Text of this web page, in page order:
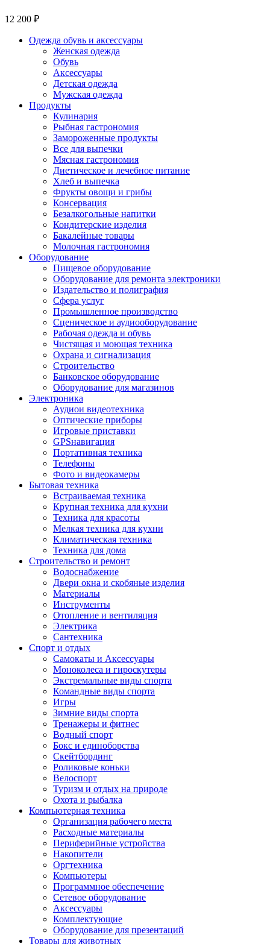
12 200 ₽
Одежда обувь и аксессуары
Женская одежда
Обувь
Аксессуары
Детская одежда
Мужская одежда
Продукты
Кулинария
Рыбная гастрономия
Замороженные продукты
Все для выпечки
Мясная гастрономия
Диетическое и лечебное питание
Хлеб и выпечка
Фрукты овощи и грибы
Консервация
Безалкогольные напитки
Кондитерские изделия
Бакалейные товары
Молочная гастрономия
Оборудование
Пищевое оборудование
Оборудование для ремонта электроники
Издательство и полиграфия
Сфера услуг
Промышленное производство
Сценическое и аудиооборудование
Рабочая одежда и обувь
Чистящая и моющая техника
Охрана и сигнализация
Строительство
Банковское оборудование
Оборудование для магазинов
Электроника
Аудиои видеотехника
Оптические приборы
Игровые приставки
GPSнавигация
Портативная техника
Телефоны
Фото и видеокамеры
Бытовая техника
Встраиваемая техника
Крупная техника для кухни
Техника для красоты
Мелкая техника для кухни
Климатическая техника
Техника для дома
Строительство и ремонт
Водоснабжение
Двери окна и скобяные изделия
Материалы
Инструменты
Отопление и вентиляция
Электрика
Сантехника
Спорт и отдых
Самокаты и Аксессуары
Моноколеса и гироскутеры
Экстремальные виды спорта
Командные виды спорта
Игры
Зимние виды спорта
Тренажеры и фитнес
Водный спорт
Бокс и единоборства
Скейтбординг
Роликовые коньки
Велоспорт
Туризм и отдых на природе
Охота и рыбалка
Компьютерная техника
Организация рабочего места
Расходные материалы
Периферийные устройства
Накопители
Оргтехника
Компьютеры
Программное обеспечение
Сетевое оборудование
Аксессуары
Комплектующие
Оборудование для презентаций
Товары для животных